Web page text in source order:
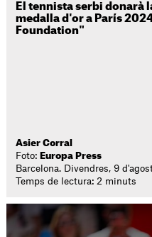
El tennista serbi donarà
medalla d'or a París
Foundation"
Asier Corral
Foto: Europa Press
Barcelona. Divendres, 9
Temps de lectura: 2 minuts